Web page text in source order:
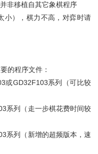
非移植自其它象棋程序
小），棋力不高，对弈时请
的程序文件：
或GD32F103系列（可比较
系列（走一步棋花费时间较
系列（新增的超频版本，速